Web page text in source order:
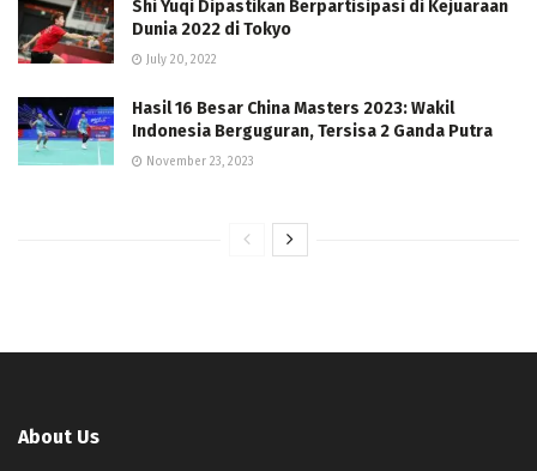
Shi Yuqi Dipastikan Berpartisipasi di Kejuaraan
Dunia 2022 di Tokyo
July 20, 2022
Hasil 16 Besar China Masters 2023: Wakil
Indonesia Berguguran, Tersisa 2 Ganda Putra
November 23, 2023
About Us